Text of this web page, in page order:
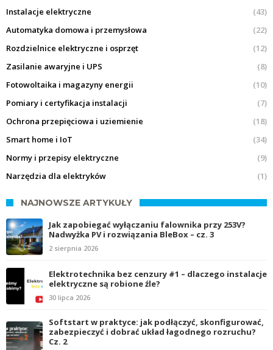
Instalacje elektryczne
(43)
Automatyka domowa i przemysłowa
(22)
Rozdzielnice elektryczne i osprzęt
(12)
Zasilanie awaryjne i UPS
(8)
Fotowoltaika i magazyny energii
(10)
Pomiary i certyfikacja instalacji
(7)
Ochrona przepięciowa i uziemienie
(18)
Smart home i IoT
(34)
Normy i przepisy elektryczne
(9)
Narzędzia dla elektryków
(1)
NAJNOWSZE ARTYKUŁY
Jak zapobiegać wyłączaniu falownika przy 253V?
Nadwyżka PV i rozwiązania BleBox – cz. 3
2 sierpnia 2026
Elektrotechnika bez cenzury #1 – dlaczego instalacje
elektryczne są robione źle?
30 lipca 2026
Softstart w praktyce: jak podłączyć, skonfigurować,
zabezpieczyć i dobrać układ łagodnego rozruchu?
Cz. 2